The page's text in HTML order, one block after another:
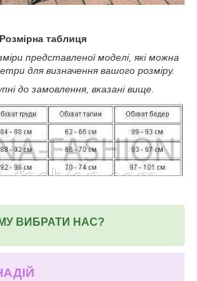
Розмірна таблиця
представленої моделі, які можна
для визначення вашого розміру.
до замовлення, вказані вище.
ВИБРАТИ НАС?